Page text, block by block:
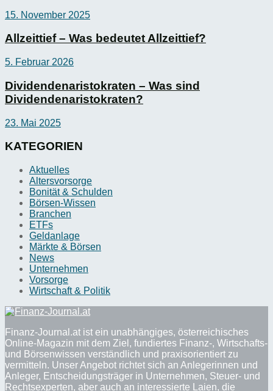
15. November 2025
Allzeittief – Was bedeutet Allzeittief?
5. Februar 2026
Dividendenaristokraten – Was sind
Dividendenaristokraten?
23. Mai 2025
KATEGORIEN
Aktuelles
Altersvorsorge
Bonität & Schulden
Börsen-Wissen
Branchen
ETFs
Geldanlage
Märkte & Börsen
News
Unternehmen
Vorsorge
Wirtschaft & Politik
Finanz-Journal.at ist ein unabhängiges, österreichisches
Online-Magazin mit dem Ziel, fundiertes Finanz-, Wirtschafts-
und Börsenwissen verständlich und praxisorientiert zu
vermitteln. Unser Angebot richtet sich an Anlegerinnen und
Anleger, Entscheidungsträger in Unternehmen, Steuer- und
Rechtsexperten, aber auch an interessierte Laien, die